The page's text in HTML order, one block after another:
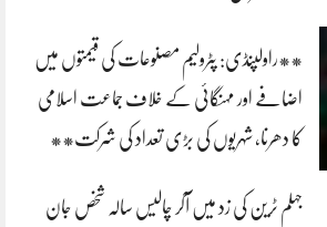
**راولپنڈی: پٹرولیم مصنوعات کی قیمتوں میں
اضافے اور مہنگائی کے خلاف جماعت اسلامی
کا دھرنا، شہریوں کی بڑی تعداد کی شرکت**
جہلم ٹرین کی زد میں آکر چالیس سالہ شخص جان